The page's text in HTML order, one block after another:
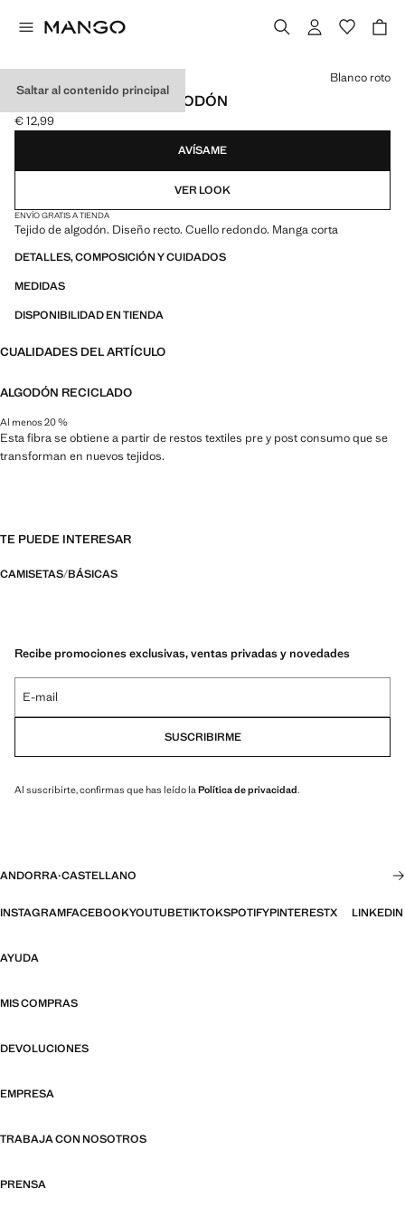
Saltar al contenido principal
CAMISETA BÁSICA ALGODÓN
Precio actual [€ 12,99 ]
€ 12,99
Selecciona un color
Blanco roto
AVÍSAME
VER LOOK
ENVÍO GRATIS A TIENDA
Tejido de algodón. Diseño recto. Cuello redondo. Manga corta
DETALLES, COMPOSICIÓN Y CUIDADOS
MEDIDAS
DISPONIBILIDAD EN TIENDA
CUALIDADES DEL ARTÍCULO
ALGODÓN RECICLADO
Al menos 20 %
Esta fibra se obtiene a partir de restos textiles pre y post consumo que se
transforman en nuevos tejidos.
TE PUEDE INTERESAR
CAMISETAS BÁSICAS
Recibe promociones exclusivas, ventas privadas y novedades
E-mail
SUSCRIBIRME
Al suscribirte, confirmas que has leído laPolítica de privacidad.
ANDORRA·CASTELLANO
INSTAGRAMFACEBOOKYOUTUBETIKTOKSPOTIFYPINTERESTX LINKEDIN
AYUDA
MIS COMPRAS
DEVOLUCIONES
EMPRESA
TRABAJA CON NOSOTROS
PRENSA